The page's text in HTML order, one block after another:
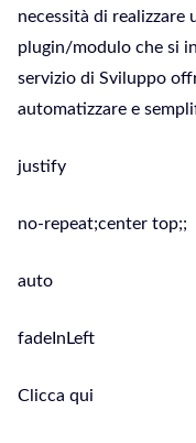
necessità di realizzare
plugin/modulo che si
servizio di Sviluppo
automatizzare e
justify
no-repeat;center top;;
auto
fadeInLeft
Clicca qui